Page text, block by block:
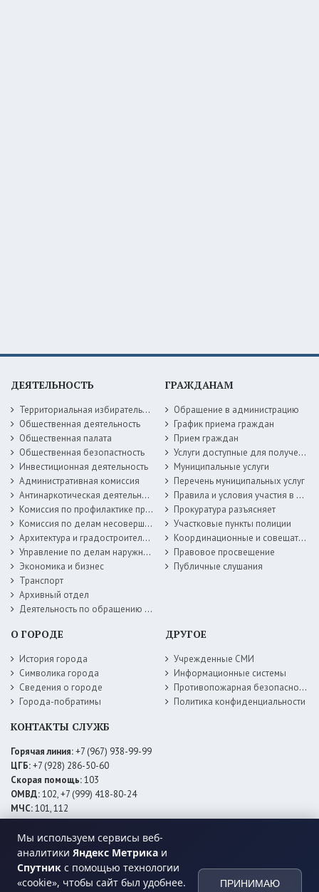
Мы используем сервисы веб-
аналитики Яндекс Метрика и
Спутник с помощью технологии
«cookie», чтобы сайт был удобнее.
ПРИНИМАЮ
ДЕЯТЕЛЬНОСТЬ
Территориальная избирательная комиссия
Общественная деятельность
Общественная палата
Общественная безопастность
Инвестиционная деятельность
Административная комиссия
Антинаркотическая деятельность
Комиссия по профилактике правонарушений
Комиссия по делам несовершеннолетних
Архитектура и градостроительство
Управление по делам наружной рекламы
Экономика и бизнес
Транспорт
Архивный отдел
Деятельность по обращению с животными без владельцев
ГРАЖДАНАМ
Обращение в администрацию
График приема граждан
Прием граждан
Услуги доступные для получения в электронной форме
Муниципальные услуги
Перечень муниципальных услуг
Правила и условия участия в жилищных программах
Прокуратура разъясняет
Участковые пункты полиции
Координационные и совещательные органы
Правовое просвещение
Публичные слушания
О ГОРОДЕ
История города
Символика города
Сведения о городе
Города-побратимы
ДРУГОЕ
Учрежденные СМИ
Информационные системы
Противопожарная безопасность
Политика конфиденциальности
КОНТАКТЫ СЛУЖБ
Горячая линия:+7 (967) 938-99-99
ЦГБ:+7 (928) 286-50-60
Скорая помощь:103
ОМВД:102, +7 (999) 418-80-24
МЧС:101, 112
ЕДДС:+7 (928) 576-09-83
Электросети:+7 (800) 220-02-20
Даггаз:+7 (928) 980-64-04
Горводоснаб: +7 (928) 559-59-74
Теплоснаб: +7 (928) 873-27-09